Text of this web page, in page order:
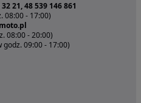
21, 48 539 146 861
08:00 - 17:00)
08:00 - 20:00)
godz. 09:00 - 17:00)